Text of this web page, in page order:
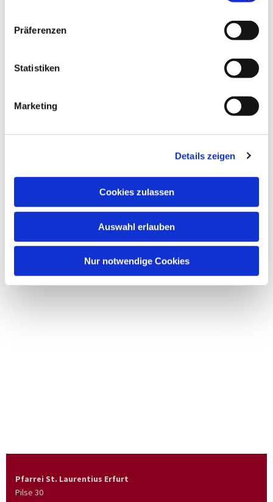
Präferenzen
Statistiken
Marketing
Details zeigen
Cookies zulassen
Auswahl erlauben
Nur notwendige Cookies
Dies könnte Sie auch
Pfarrei St. Laurentius Erfurt
Pilse 30